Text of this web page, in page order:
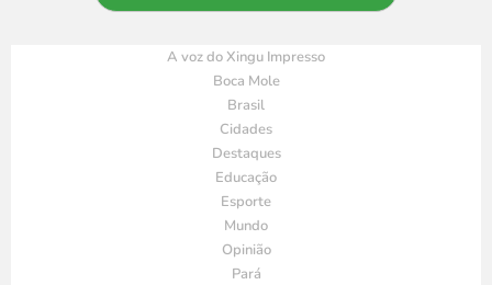
A voz do Xingu Impresso
Boca Mole
Brasil
Cidades
Destaques
Educação
Esporte
Mundo
Opinião
Pará